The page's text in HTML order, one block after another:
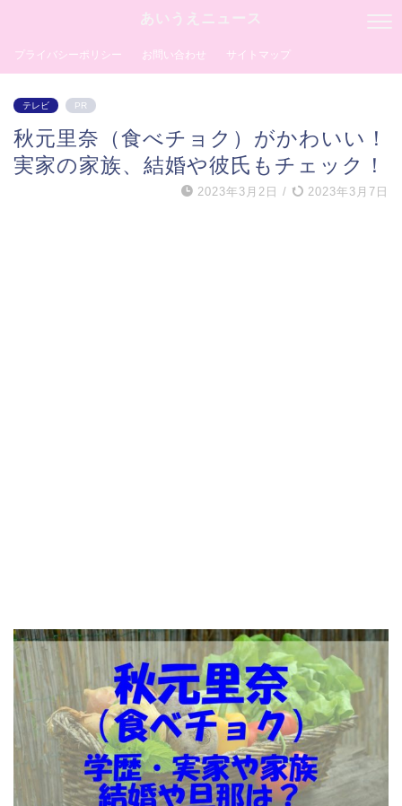
あいうえニュース
プライバシーポリシー お問い合わせ サイトマップ
テレビ PR
秋元里奈（食べチョク）がかわいい！
実家の家族、結婚や彼氏もチェック！
2023年3月2日 / 2023年3月7日